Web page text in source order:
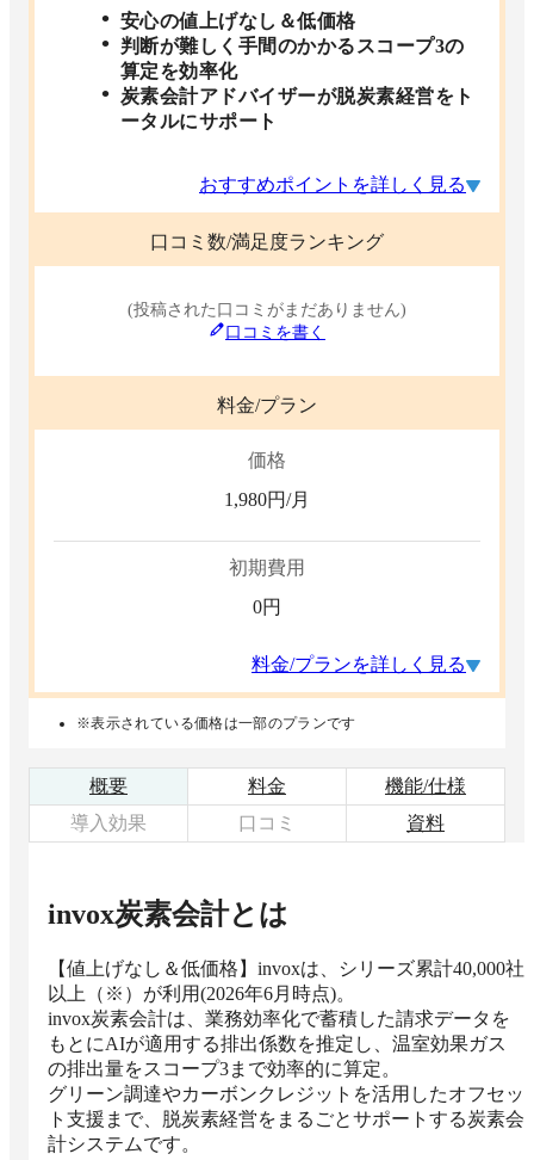
安心の値上げなし＆低価格
判断が難しく手間のかかるスコープ3の
算定を効率化
炭素会計アドバイザーが脱炭素経営をト
ータルにサポート
おすすめポイントを詳しく見る
口コミ数/満足度ランキング
(投稿された口コミがまだありません)
口コミを書く
料金/プラン
価格
1,980円/月
初期費用
0円
料金/プランを詳しく見る
※表示されている価格は一部のプランです
概要 料金
機能/仕様
導入効果
口コミ 資料
invox炭素会計とは
【値上げなし＆低価格】invoxは、シリーズ累計40,000社
以上（※）が利用(2026年6月時点)。
invox炭素会計は、業務効率化で蓄積した請求データを
もとにAIが適用する排出係数を推定し、温室効果ガス
の排出量をスコープ3まで効率的に算定。
グリーン調達やカーボンクレジットを活用したオフセッ
ト支援まで、脱炭素経営をまるごとサポートする炭素会
計システムです。